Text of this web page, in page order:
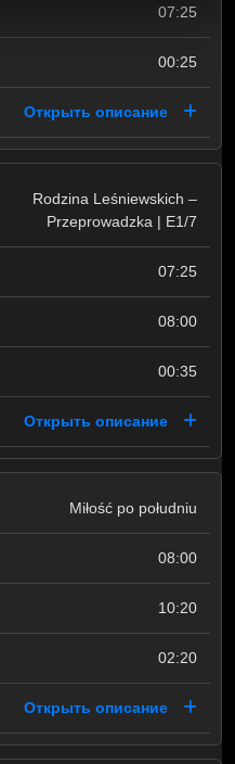
07:25
00:25
Открыть описание
Rodzina Leśniewskich –
Przeprowadzka | E1/7
07:25
08:00
00:35
Открыть описание
Miłość po południu
08:00
10:20
02:20
Открыть описание